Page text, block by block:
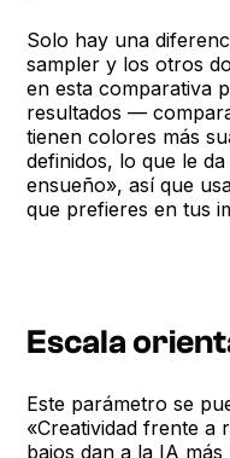
Solo hay una
sampler y los otros
en esta comparativa
resultados —
tienen colores más
definidos, lo que le
ensueño», así que
que prefieres en tus
Escala
Este parámetro se
«Creatividad frente a
bajos dan a la IA